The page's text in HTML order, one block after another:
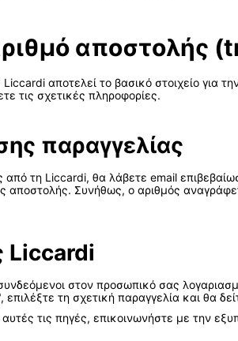
αποστολής
αποτελεί το βασικό στοιχείο για
τις σχετικές πληροφορίες.
παραγγελίας
τη Liccardi, θα λάβετε email
αποστολής. Συνήθως, ο αριθμός
Liccardi
στον προσωπικό σας
τη σχετική παραγγελία και θα
τις πηγές, επικοινωνήστε με την